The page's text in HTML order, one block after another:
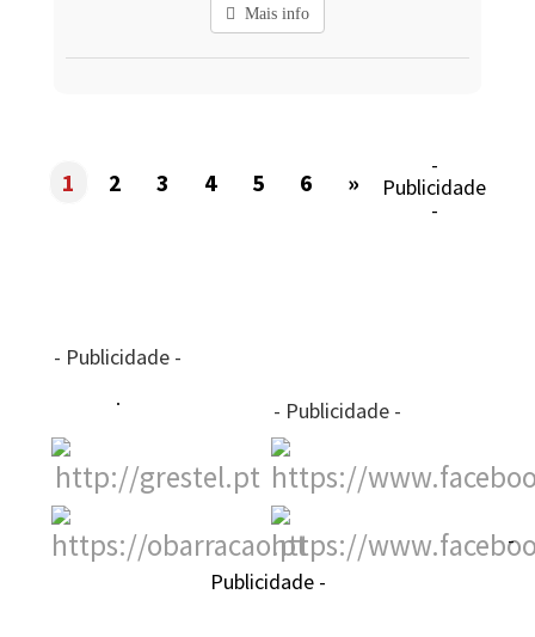
Mais info
1 2 3 4 5 6 »
-
Publicidade
-
- Publicidade -
- Publicidade -
-
Publicidade -